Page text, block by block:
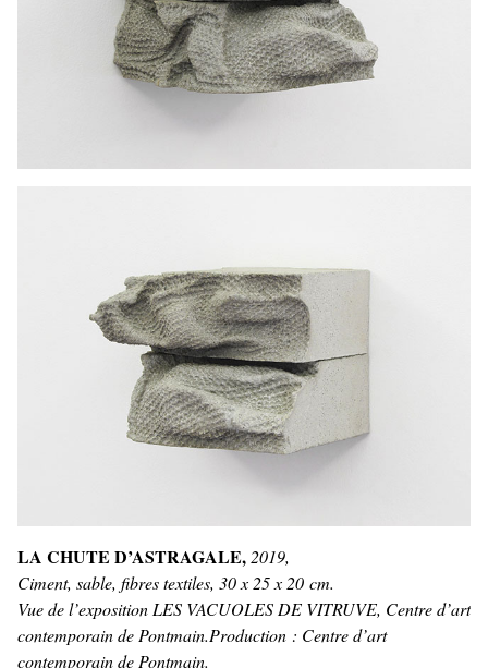
LA CHUTE D’ASTRAGALE, 2019,
Ciment, sable, fibres textiles, 30 x 25 x 20 cm.
Vue de l’exposition LES VACUOLES DE VITRUVE, Centre d’art
contemporain de Pontmain.Production : Centre d’art
contemporain de Pontmain.